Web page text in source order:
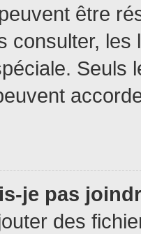
être
consulter,
Seuls
je pas
des